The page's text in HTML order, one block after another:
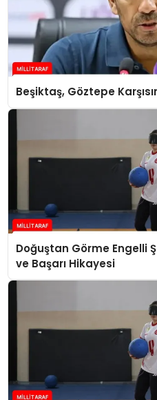
Beşiktaş, Göztepe
Doğuştan Görme Engelli
ve Başarı Hikayesi